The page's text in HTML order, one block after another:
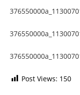
Post Views: 150